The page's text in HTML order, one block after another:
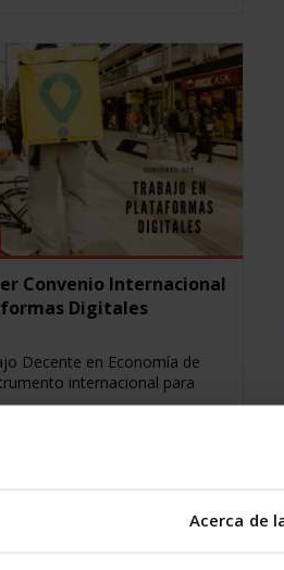
Acerca de
Convenio Internacional
Digitales
Decente en Economía de
internacional para